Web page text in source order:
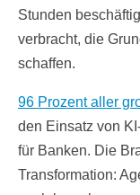
Stunden
verbracht, die
schaffen.
96 Prozent aller
den Einsatz von
für Banken. Die
Transformation: